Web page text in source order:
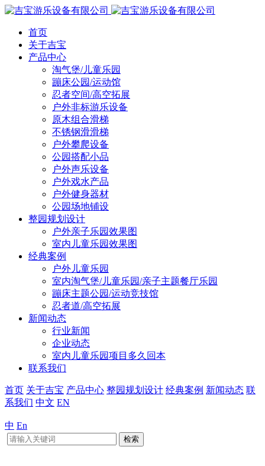
首页
关于吉宝
产品中心
淘气堡/儿童乐园
蹦床公园/运动馆
忍者空间/高空拓展
户外非标游乐设备
原木组合滑梯
不锈钢滑滑梯
户外攀爬设备
公园搭配小品
户外声乐设备
户外戏水产品
户外健身器材
公园场地铺设
整园规划设计
户外亲子乐园效果图
室内儿童乐园效果图
经典案例
户外儿童乐园
室内淘气堡/儿童乐园/亲子主题餐厅乐园
蹦床主题公园/运动竞技馆
忍者道/高空拓展
新闻动态
行业新闻
企业动态
室内儿童乐园项目多久回本
联系我们
首页 关于吉宝 产品中心 整园规划设计 经典案例 新闻动态 联
系我们 中文 EN
中 En
检索